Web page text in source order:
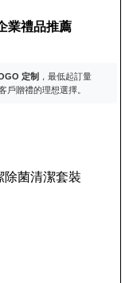
業禮品推薦
定制 ，最低起訂量
戶贈禮的理想選擇。
除菌清潔套裝